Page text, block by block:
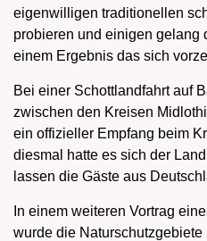
eigenwilligen traditionellen
probieren und einigen gelang
einem Ergebnis das sich
Bei einer Schottlandfahrt auf
zwischen den Kreisen
ein offizieller Empfang beim
diesmal hatte es sich der
lassen die Gäste aus
In einem weiteren Vortrag
wurde die